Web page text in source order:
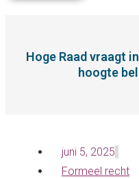
Hoge Raad vraagt
hoogte
juni 5, 2025
Formeel recht